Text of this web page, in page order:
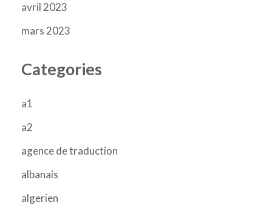
avril 2023
mars 2023
Categories
a1
a2
agence de traduction
albanais
algerien